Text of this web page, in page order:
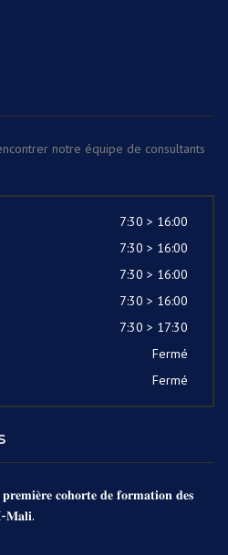
notre équipe de consultants
7:30 > 16:00
7:30 > 16:00
7:30 > 16:00
7:30 > 16:00
7:30 > 17:30
Fermé
Fermé
𝐜𝐨𝐡𝐨𝐫𝐭𝐞 𝐝𝐞 𝐟𝐨𝐫𝐦𝐚𝐭𝐢𝐨𝐧 𝐝𝐞𝐬
𝐌𝐚𝐥𝐢.